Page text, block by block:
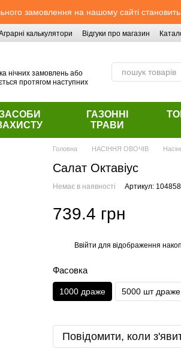
замовлення на нашому сайті
калькулятори Відгуки про магазин
нічних замовлень або
протягом наступних
ГАЗОННІ
ТРАВИ
Головна НАСІННЯ ОВОЧІВ
Салат Октавіус
Немає в наявності Артикул: 104858
739.4 грн
Ввійти для відображення
Фасовка
1000 драже 5000 шт драже
Повідомити, коли